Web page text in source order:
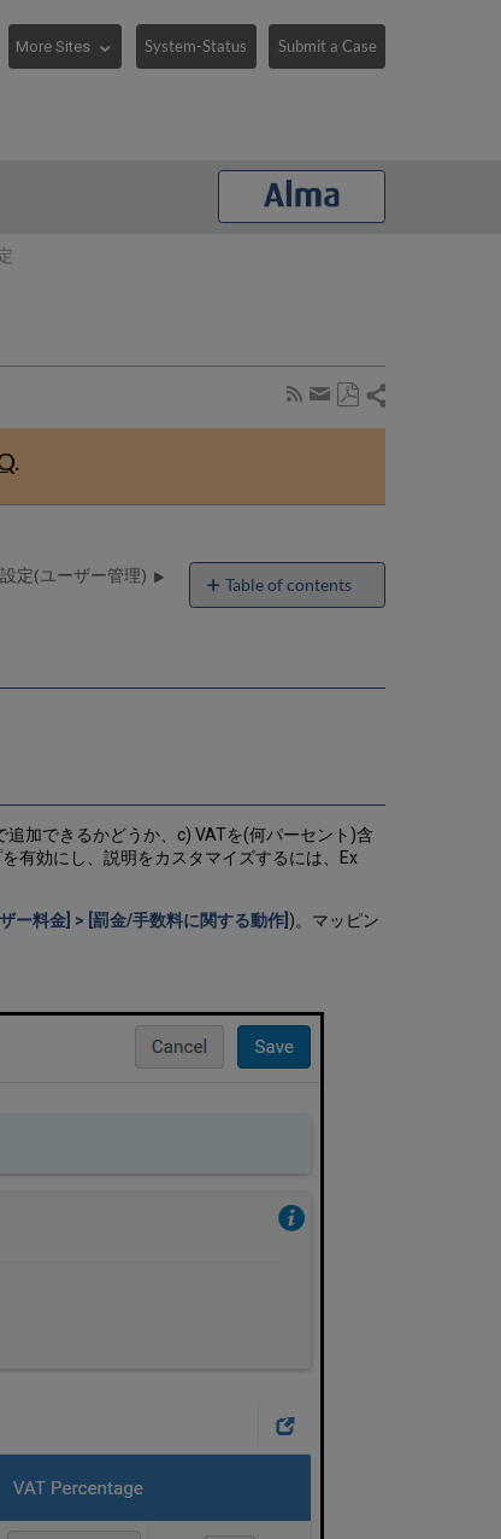
System-Status Submit a Case
Subscribe
by
Share
page Share
.
Table of contents
数
る
動
作
の
定
数
料
の
会
定(ユーザー管理)
加できるかどうか、c) VATを(何パーセント)含
有効にし、説明をカスタマイズするには、Ex
ー料金] > [罰金/手数料に関する動作])。マッピン